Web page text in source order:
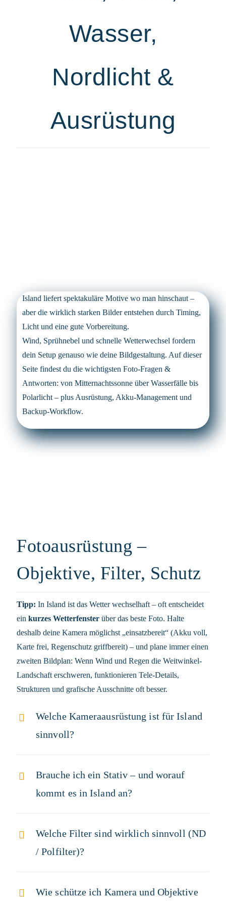
Wasser,
Nordlicht &
Ausrüstung
Island liefert spektakuläre Motive wo man hinschaut –
aber die wirklich starken Bilder entstehen durch Timing,
Licht und eine gute Vorbereitung.
Wind, Sprühnebel und schnelle Wetterwechsel fordern
dein Setup genauso wie deine Bildgestaltung. Auf dieser
Seite findest du die wichtigsten Foto-Fragen &
Antworten: von Mitternachtssonne über Wasserfälle bis
Polarlicht – plus Ausrüstung, Akku-Management und
Backup-Workflow.
Fotoausrüstung –
Objektive, Filter, Schutz
Tipp: In Island ist das Wetter wechselhaft – oft entscheidet
ein kurzes Wetterfenster über das beste Foto. Halte
deshalb deine Kamera möglichst „einsatzbereit“ (Akku voll,
Karte frei, Regenschutz griffbereit) – und plane immer einen
zweiten Bildplan: Wenn Wind und Regen die Weitwinkel-
Landschaft erschweren, funktionieren Tele-Details,
Strukturen und grafische Ausschnitte oft besser.
Welche Kameraausrüstung ist für Island
sinnvoll?
Brauche ich ein Stativ – und worauf
kommt es in Island an?
Welche Filter sind wirklich sinnvoll (ND
/ Polfilter)?
Wie schütze ich Kamera und Objektive